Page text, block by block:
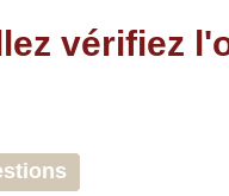
vérifiez